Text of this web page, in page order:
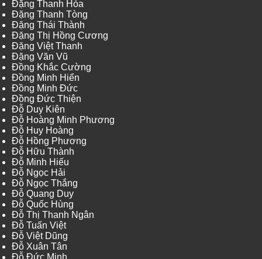
Đặng Thanh Hòa
Đặng Thanh Tòng
Đặng Thái Thành
Đặng Thị Hồng Cương
Đặng Việt Thanh
Đặng Văn Vũ
Đồng Khắc Cường
Đồng Minh Hiển
Đồng Minh Đức
Đồng Đức Thiện
Đỗ Duy Kiên
Đỗ Hoàng Minh Phương
Đỗ Huy Hoàng
Đỗ Hồng Phương
Đỗ Hữu Thành
Đỗ Minh Hiếu
Đỗ Ngọc Hải
Đỗ Ngọc Thắng
Đỗ Quang Duy
Đỗ Quốc Hùng
Đỗ Thị Thanh Ngân
Đỗ Tuấn Việt
Đỗ Việt Dũng
Đỗ Xuân Tân